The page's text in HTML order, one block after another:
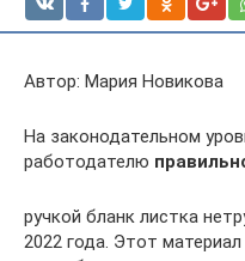
Автор: Мария Новикова
На законодательном
работодателю
ручкой бланк листка
2022 года. Этот